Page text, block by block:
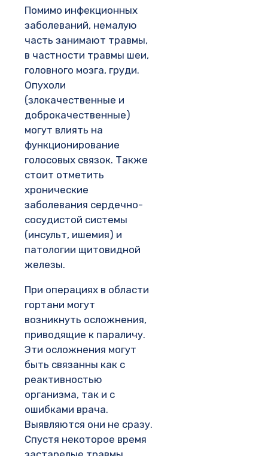
Помимо инфекционных
заболеваний, немалую
часть занимают травмы,
в частности травмы шеи,
головного мозга, груди.
Опухоли
(злокачественные и
доброкачественные)
могут влиять на
функционирование
голосовых связок. Также
стоит отметить
хронические
заболевания сердечно-
сосудистой системы
(инсульт, ишемия) и
патологии щитовидной
железы.
При операциях в области
гортани могут
возникнуть осложнения,
приводящие к параличу.
Эти осложнения могут
быть связанны как с
реактивностью
организма, так и с
ошибками врача.
Выявляются они не сразу.
Спустя некоторое время